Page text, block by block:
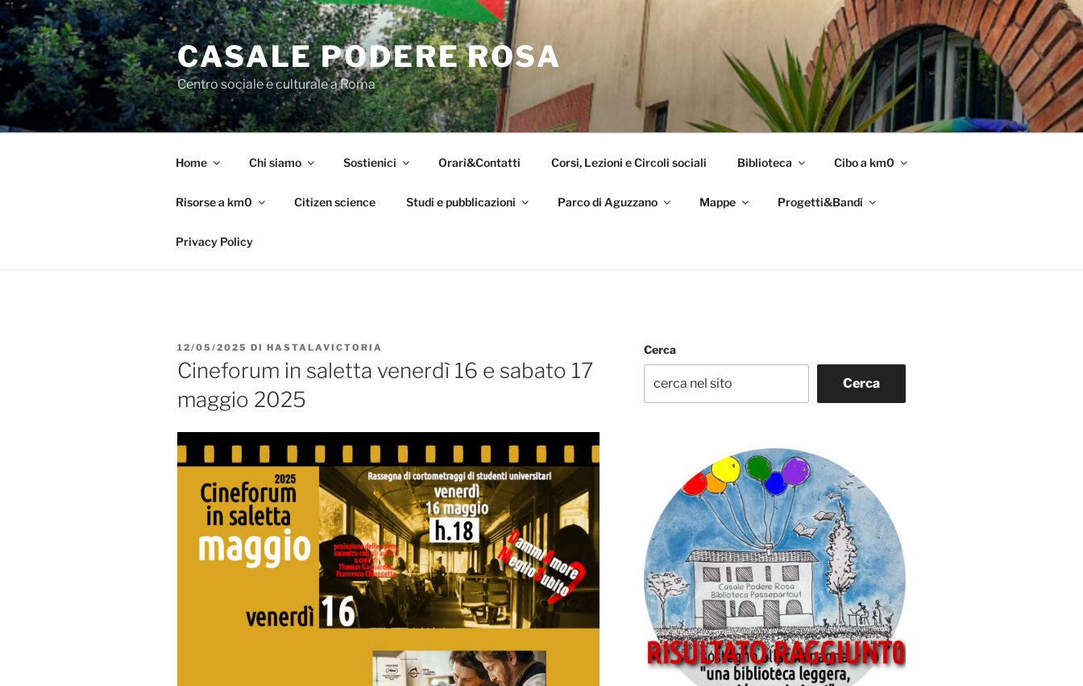
Salta
al
contenuto
CASALE PODERE ROSA
Centro sociale e culturale a Roma
Home Chi siamo Sostienici Orari&Contatti Corsi, Lezioni e Circoli sociali Biblioteca Cibo a km0
Risorse a km0 Citizen science Studi e pubblicazioni Parco di Aguzzano Mappe Progetti&Bandi
Privacy Policy
PUBBLICATO
IL
12/05/2025 DI HASTALAVICTORIA
Cineforum in saletta venerdì 16 e sabato 17
maggio 2025
Cerca
Cerca